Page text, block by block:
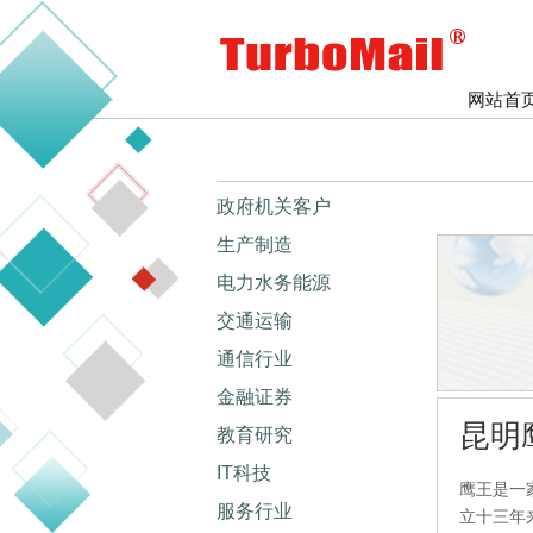
网站首
政府机关客户
生产制造
电力水务能源
交通运输
通信行业
金融证券
教育研究
IT科技
服务行业
昆明
鹰王是一
立十三年